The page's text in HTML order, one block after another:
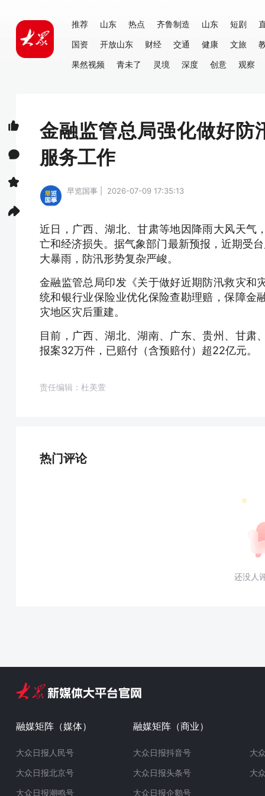
推荐 山东 热点 齐鲁制造 山东 短剧
国资
开放山东 财经 交通 健康 文旅
果然视频
青未了 灵境 深度 创意 观察
金融监管总局强化做好防
服务工作
早览国事 | 2026-07-09 17:35:13
近日，广西、湖北、甘肃等地因降雨大风天气
亡和经济损失。据气象部门最新预报，近期受
大暴雨，防汛形势复杂严峻。
金融监管总局印发《关于做好近期防汛救灾和
统和银行业保险业优化保险查勘理赔，保障金
灾地区灾后重建。
目前，广西、湖北、湖南、广东、贵州、甘肃
报案32万件，已赔付（含预赔付）超22亿元。
责任编辑：杜美萱
热门评论
还没人
融媒矩阵（媒体）
大众日报人民号
大众日报北京号
大众日报潮鸣号
融媒矩阵（商业）
大众日报抖音号
大众日报头条号
大众日报企鹅号
大
大